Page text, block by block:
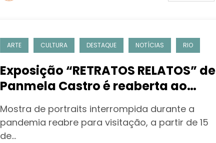
ARTE CULTURA DESTAQUE NOTÍCIAS RIO
Exposição “RETRATOS RELATOS” de
Panmela Castro é reaberta ao
público no Museu da Republica
Mostra de portraits interrompida durante a
pandemia reabre para visitação, a partir de 15
de…